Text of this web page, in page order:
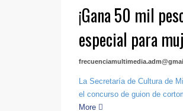
¡Gana 50 mil
especial para
La Secretaría de Cultura de
el concurso de guion de
More